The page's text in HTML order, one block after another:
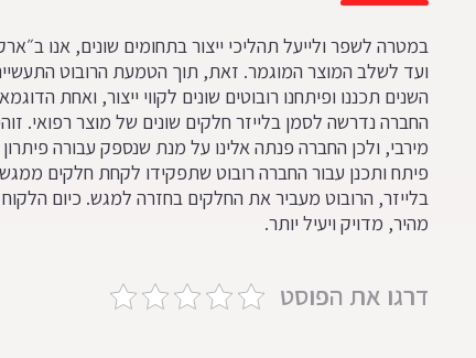
במטרה לשפר ולייעל תהליכי ייצור בתחומים שונים, אנו
ועד לשלב המוצר המוגמר. זאת, תוך הטמעת הרובוט
השנים תכננו ופיתחנו רובוטים שונים לקווי ייצור, ואחת
החברה נדרשה לסמן בלייזר חלקים שונים של מוצר רפואי.
מירבי, ולכן החברה פנתה אלינו על מנת שנספק עבורה פיתרון
פיתח ותכנן עבור החברה רובוט שתפקידו לקחת חלקים
בלייזר, הרובוט מעביר את החלקים בחזרה למגש. כיום
מהיר, מדויק ויעיל יותר.
דרגו את הפוסט